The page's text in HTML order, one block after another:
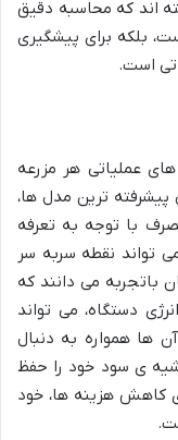
اند که محاسبه دقیق
بلکه برای پیشگیری
است.
عملیاتی هر مزرعه
ترین مدل ها،
با توجه به تعرفه
تواند نقطه سربه سر
باتجربه می دانند که
دستگاه، می تواند
ها همواره به دنبال
ی سود خود را حفظ
کاهش هزینه ها، خود